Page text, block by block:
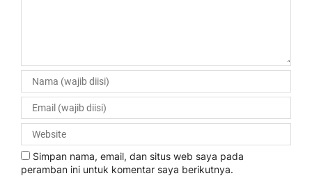
Simpan nama, email, dan situs web saya pada
peramban ini untuk komentar saya berikutnya.